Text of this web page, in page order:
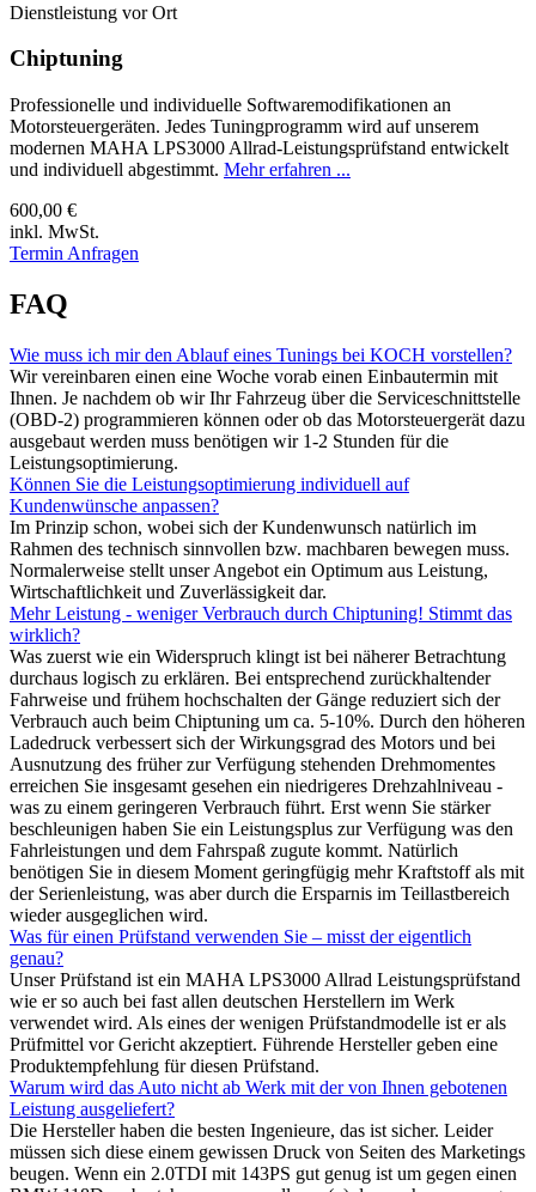
Dienstleistung vor Ort
Chiptuning
Professionelle und individuelle Softwaremodifikationen an
Motorsteuergeräten. Jedes Tuningprogramm wird auf unserem
modernen MAHA LPS3000 Allrad-Leistungsprüfstand entwickelt
und individuell abgestimmt. Mehr erfahren ...
600,00 €
inkl. MwSt.
Termin Anfragen
FAQ
Wie muss ich mir den Ablauf eines Tunings bei KOCH vorstellen?
Wir vereinbaren einen eine Woche vorab einen Einbautermin mit
Ihnen. Je nachdem ob wir Ihr Fahrzeug über die Serviceschnittstelle
(OBD-2) programmieren können oder ob das Motorsteuergerät dazu
ausgebaut werden muss benötigen wir 1-2 Stunden für die
Leistungsoptimierung.
Können Sie die Leistungsoptimierung individuell auf
Kundenwünsche anpassen?
Im Prinzip schon, wobei sich der Kundenwunsch natürlich im
Rahmen des technisch sinnvollen bzw. machbaren bewegen muss.
Normalerweise stellt unser Angebot ein Optimum aus Leistung,
Wirtschaftlichkeit und Zuverlässigkeit dar.
Mehr Leistung - weniger Verbrauch durch Chiptuning! Stimmt das
wirklich?
Was zuerst wie ein Widerspruch klingt ist bei näherer Betrachtung
durchaus logisch zu erklären. Bei entsprechend zurückhaltender
Fahrweise und frühem hochschalten der Gänge reduziert sich der
Verbrauch auch beim Chiptuning um ca. 5-10%. Durch den höheren
Ladedruck verbessert sich der Wirkungsgrad des Motors und bei
Ausnutzung des früher zur Verfügung stehenden Drehmomentes
erreichen Sie insgesamt gesehen ein niedrigeres Drehzahlniveau -
was zu einem geringeren Verbrauch führt. Erst wenn Sie stärker
beschleunigen haben Sie ein Leistungsplus zur Verfügung was den
Fahrleistungen und dem Fahrspaß zugute kommt. Natürlich
benötigen Sie in diesem Moment geringfügig mehr Kraftstoff als mit
der Serienleistung, was aber durch die Ersparnis im Teillastbereich
wieder ausgeglichen wird.
Was für einen Prüfstand verwenden Sie – misst der eigentlich
genau?
Unser Prüfstand ist ein MAHA LPS3000 Allrad Leistungsprüfstand
wie er so auch bei fast allen deutschen Herstellern im Werk
verwendet wird. Als eines der wenigen Prüfstandmodelle ist er als
Prüfmittel vor Gericht akzeptiert. Führende Hersteller geben eine
Produktempfehlung für diesen Prüfstand.
Warum wird das Auto nicht ab Werk mit der von Ihnen gebotenen
Leistung ausgeliefert?
Die Hersteller haben die besten Ingenieure, das ist sicher. Leider
müssen sich diese einem gewissen Druck von Seiten des Marketings
beugen. Wenn ein 2.0TDI mit 143PS gut genug ist um gegen einen